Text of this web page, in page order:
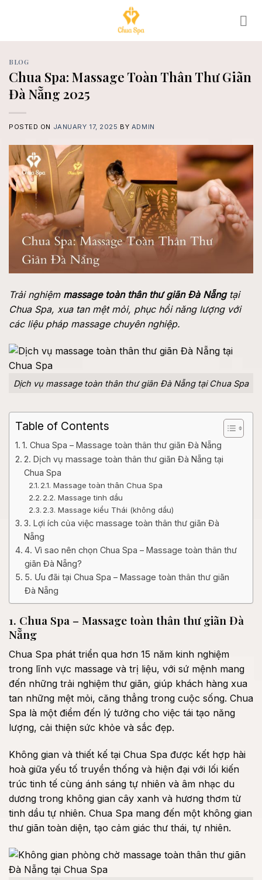
BLOG
Chua Spa: Massage Toàn Thân Thư Giãn
Đà Nẵng 2025
POSTED ON JANUARY 17, 2025 BY ADMIN
Trải nghiệm massage toàn thân thư giãn Đà Nẵngtại
Chua Spa, xua tan mệt mỏi, phục hồi năng lượng với
các liệu pháp massage chuyên nghiệp.
Dịch vụ massage toàn thân thư giãn Đà Nẵng tại Chua Spa
Table of Contents
1. Chua Spa – Massage toàn thân thư giãn Đà Nẵng
2. Dịch vụ massage toàn thân thư giãn Đà Nẵng tại
Chua Spa
2.1. Massage toàn thân Chua Spa
2.2. Massage tinh dầu
2.3. Massage kiểu Thái (không dầu)
3. Lợi ích của việc massage toàn thân thư giãn Đà
Nẵng
4. Vì sao nên chọn Chua Spa – Massage toàn thân thư
giãn Đà Nẵng?
5. Ưu đãi tại Chua Spa – Massage toàn thân thư giãn
Đà Nẵng
1. Chua Spa – Massage toàn thân thư giãn Đà
Nẵng
Chua Spa phát triển qua hơn 15 năm kinh nghiệm
trong lĩnh vực massage và trị liệu, với sứ mệnh mang
đến những trải nghiệm thư giãn, giúp khách hàng xua
tan những mệt mỏi, căng thẳng trong cuộc sống. Chua
Spa là một điểm đến lý tưởng cho việc tái tạo năng
lượng, cải thiện sức khỏe và sắc đẹp.
Không gian và thiết kế tại Chua Spa được kết hợp hài
hoà giữa yếu tố truyền thống và hiện đại với lối kiến
trúc tinh tế cùng ánh sáng tự nhiên và âm nhạc du
dương trong không gian cây xanh và hương thơm từ
tinh dầu tự nhiên. Chua Spa mang đến một không gian
thư giãn toàn diện, tạo cảm giác thư thái, tự nhiên.